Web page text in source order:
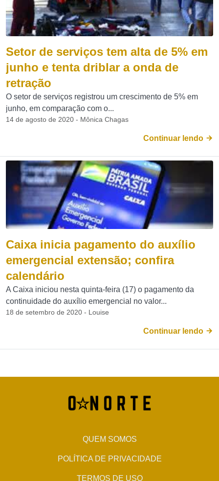
Setor de serviços tem alta de 5% em
junho e tenta driblar a onda de
retração
O setor de serviços registrou um crescimento de 5% em
junho, em comparação com o...
14 de agosto de 2020 - Mônica Chagas
Continuar lendo
Caixa inicia pagamento do auxílio
emergencial extensão; confira
calendário
A Caixa iniciou nesta quinta-feira (17) o pagamento da
continuidade do auxílio emergencial no valor...
18 de setembro de 2020 - Louise
Continuar lendo
QUEM SOMOS
POLÍTICA DE PRIVACIDADE
TERMOS DE USO